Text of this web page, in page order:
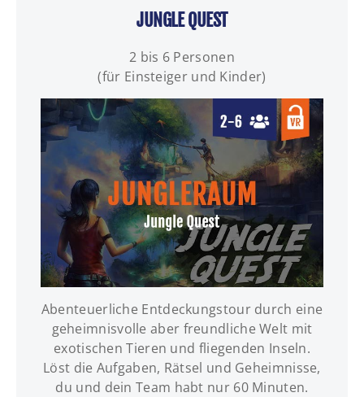
JUNGLE QUEST
2 bis 6 Personen
(für Einsteiger und Kinder)
INFOS | TERMINE | BUCHUNG
Abenteuerliche Entdeckungstour durch eine
geheimnisvolle aber freundliche Welt mit
exotischen Tieren und fliegenden Inseln.
Löst die Aufgaben, Rätsel und Geheimnisse,
du und dein Team habt nur 60 Minuten.